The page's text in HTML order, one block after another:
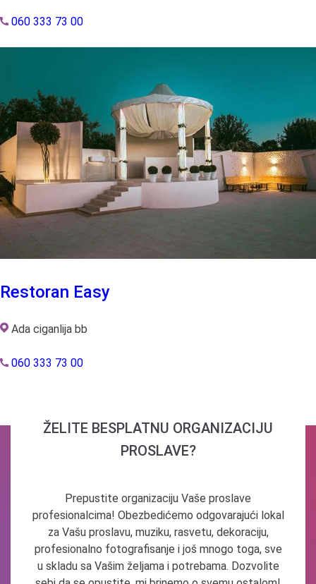
060 333 73 00
Restoran Easy
Ada ciganlija bb
060 333 73 00
ŽELITE BESPLATNU ORGANIZACIJU
PROSLAVE?
Prepustite organizaciju Vaše proslave
profesionalcima! Obezbedićemo odgovarajući lokal
za Vašu proslavu, muziku, rasvetu, dekoraciju,
profesionalno fotografisanje i još mnogo toga, sve
u skladu sa Vašim željama i potrebama. Dozvolite